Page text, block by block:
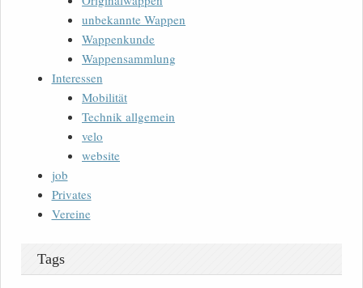
unbekannte Wappen
Wappenkunde
Wappensammlung
Interessen
Mobilität
Technik allgemein
velo
website
job
Privates
Vereine
Tags